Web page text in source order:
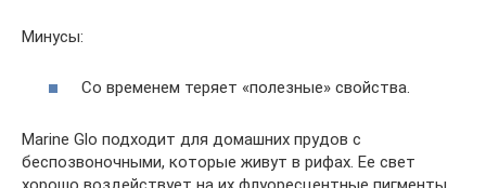
Минусы:
Со временем теряет «полезные» свойства.
Marine Glo подходит для домашних прудов с
беспозвоночными, которые живут в рифах. Ее свет